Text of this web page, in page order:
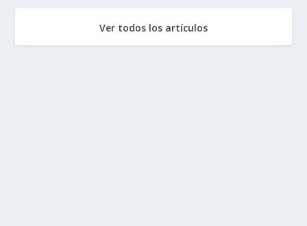
Ver todos los artículos